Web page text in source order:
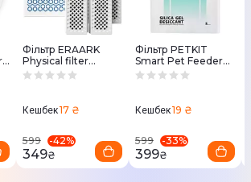
Фільтр ERAARK
Physical filter
element
Кешбек17 ₴
599 -42%
349₴
Фільтр PETKIT
Smart Pet Feeder
Desiccant
Кешбек19 ₴
599 -33%
399₴